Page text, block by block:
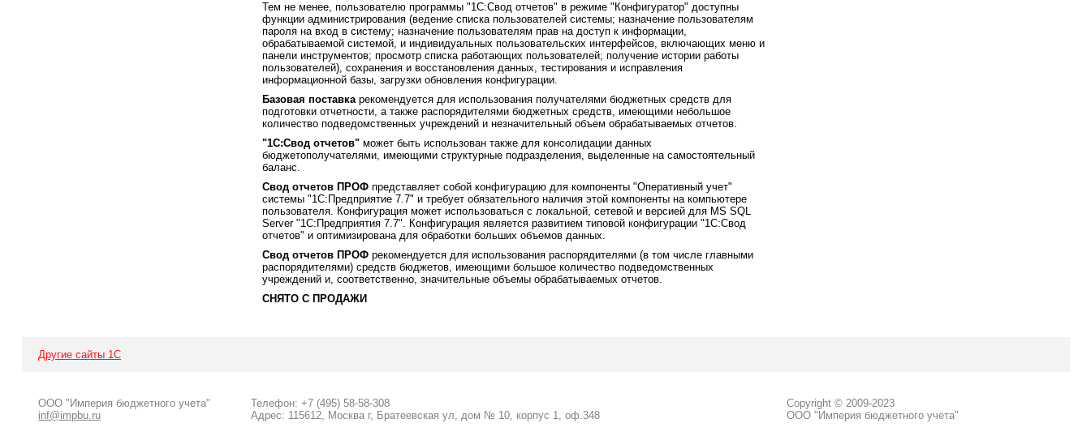
Тем не менее, пользователю программы "1С:Свод отчетов" в режиме "Конфигуратор" доступны
функции администрирования (ведение списка пользователей системы; назначение пользователям
пароля на вход в систему; назначение пользователям прав на доступ к информации,
обрабатываемой системой, и индивидуальных пользовательских интерфейсов, включающих меню и
панели инструментов; просмотр списка работающих пользователей; получение истории работы
пользователей), сохранения и восстановления данных, тестирования и исправления
информационной базы, загрузки обновления конфигурации.
Базовая поставкарекомендуется для использования получателями бюджетных средств для
подготовки отчетности, а также распорядителями бюджетных средств, имеющими небольшое
количество подведомственных учреждений и незначительный объем обрабатываемых отчетов.
"1С:Свод отчетов" может быть использован также для консолидации данных
бюджетополучателями, имеющими структурные подразделения, выделенные на самостоятельный
баланс.
Свод отчетов ПРОФ представляет собой конфигурацию для компоненты "Оперативный учет"
системы "1С:Предприятие 7.7" и требует обязательного наличия этой компоненты на компьютере
пользователя. Конфигурация может использоваться с локальной, сетевой и версией для MS SQL
Server "1С:Предприятия 7.7". Конфигурация является развитием типовой конфигурации "1С:Свод
отчетов" и оптимизирована для обработки больших объемов данных.
Свод отчетов ПРОФ рекомендуется для использования распорядителями (в том числе главными
распорядителями) средств бюджетов, имеющими большое количество подведомственных
учреждений и, соответственно, значительные объемы обрабатываемых отчетов.
СНЯТО С ПРОДАЖИ
Другие сайты 1С
ООО "Империя бюджетного учета"
inf@impbu.ru
Телефон: +7 (495) 58-58-308
Адрес: 115612, Москва г, Братеевская ул, дом № 10, корпус 1, оф.348
Copyright © 2009-2023
ООО "Империя бюджетного учета"